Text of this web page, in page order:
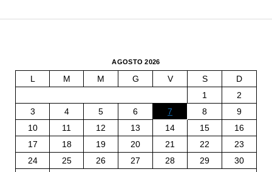
AGOSTO 2026
L M M G V S
D
1
2
3
4 5 6 7 8
9
10
11 12 13 14 15
16
17
18 19 20 21 22
23
24
25 26 27 28 29
30